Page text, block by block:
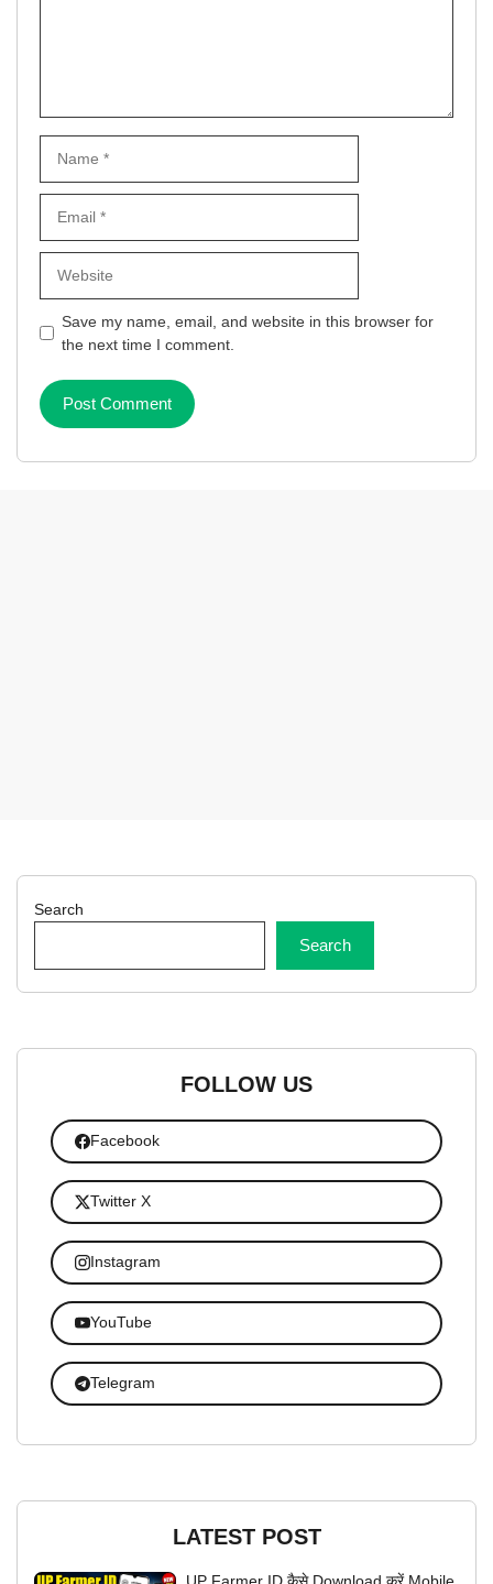
Save my name, email, and website in this browser for
the next time I comment.
Search
Search
FOLLOW US
Facebook
Twitter X
Instagram
YouTube
Telegram
LATEST POST